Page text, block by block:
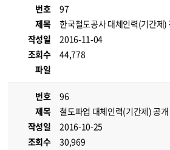
번호
97
제목
한국철도공사 대체인력(기간제)
작성일
2016-11-04
조회수
44,778
파일
번호
96
제목
철도파업 대체인력(기간제) 공
작성일
2016-10-25
조회수
30,969